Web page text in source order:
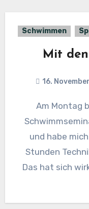
Schwimmen
Mit
16.
Am Montag bin ich beim Surfen auf ein
und habe
Stunden
Das hat sich